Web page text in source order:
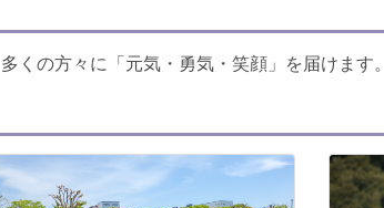
くの方々に「元気・勇気・笑顔」を届けます。